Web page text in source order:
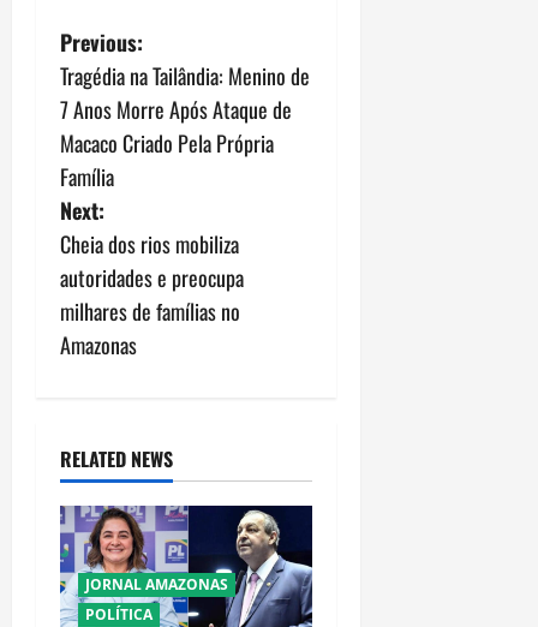
P
o
s
t
n
a
v
g
a
t
i
Previous:
Tragédia na Tailândia: Menino de
7 Anos Morre Após Ataque de
Macaco Criado Pela Própria
Família
Next:
Cheia dos rios mobiliza
autoridades e preocupa
milhares de famílias no
Amazonas
RELATED NEWS
JORNAL AMAZONAS
POLÍTICA